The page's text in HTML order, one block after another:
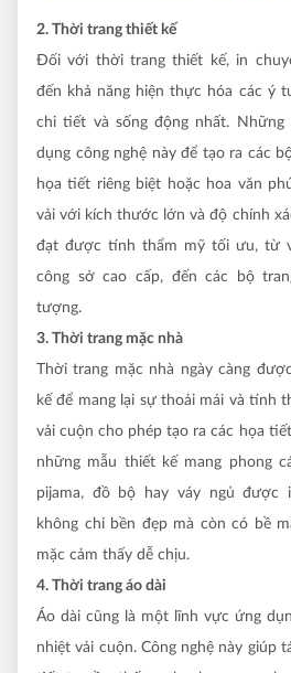
2. Thời trang thiết kế
Đối với thời trang thiết kế, in
đến khả năng hiện thực hóa các ý
chi tiết và sống động nhất.
dụng công nghệ này để tạo ra các
họa tiết riêng biệt hoặc hoa văn
vải với kích thước lớn và độ chính
đạt được tính thẩm mỹ tối ưu, từ
công sở cao cấp, đến các bộ
tượng.
3. Thời trang mặc nhà
Thời trang mặc nhà ngày càng
kế để mang lại sự thoải mái và tính
vải cuộn cho phép tạo ra các họa
những mẫu thiết kế mang phong
pijama, đồ bộ hay váy ngủ được
không chỉ bền đẹp mà còn có bề
mặc cảm thấy dễ chịu.
4. Thời trang áo dài
Áo dài cũng là một lĩnh vực ứng
nhiệt vải cuộn. Công nghệ này giúp